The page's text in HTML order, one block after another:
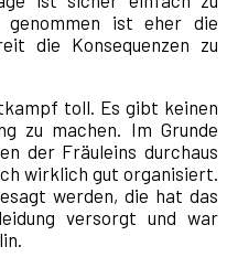
genommen ist eher die
die Konsequenzen zu
toll. Es gibt keinen
zu machen. Im Grunde
der Fräuleins durchaus
wirklich gut organisiert.
werden, die hat das
versorgt und war